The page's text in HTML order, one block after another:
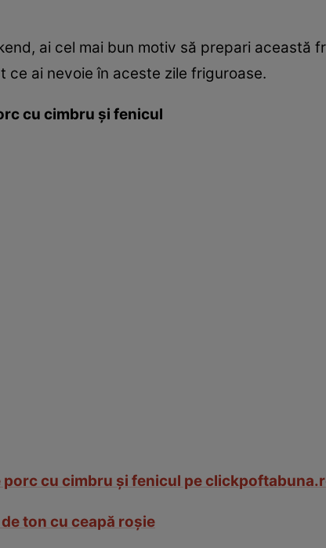
ai cel mai bun motiv să prepari această
ai nevoie în aceste zile friguroase.
cu cimbru și fenicul
porc cu cimbru și fenicul pe
ton cu ceapă roșie